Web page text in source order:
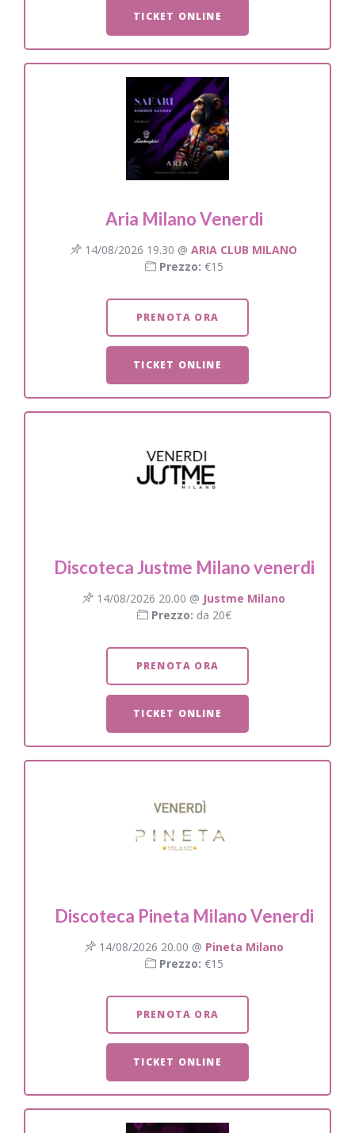
TICKET ONLINE
Aria Milano Venerdi
14/08/2026 19.30 @ ARIA CLUB MILANO
Prezzo: €15
PRENOTA ORA
TICKET ONLINE
Discoteca Justme Milano venerdi
14/08/2026 20.00 @ Justme Milano
Prezzo: da 20€
PRENOTA ORA
TICKET ONLINE
Discoteca Pineta Milano Venerdi
14/08/2026 20.00 @ Pineta Milano
Prezzo: €15
PRENOTA ORA
TICKET ONLINE